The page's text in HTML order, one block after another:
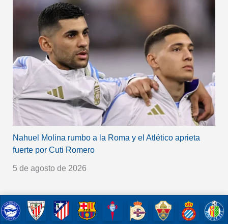
Nahuel Molina rumbo a la Roma y el Atlético aprieta
fuerte por Cuti Romero
5 de agosto de 2026